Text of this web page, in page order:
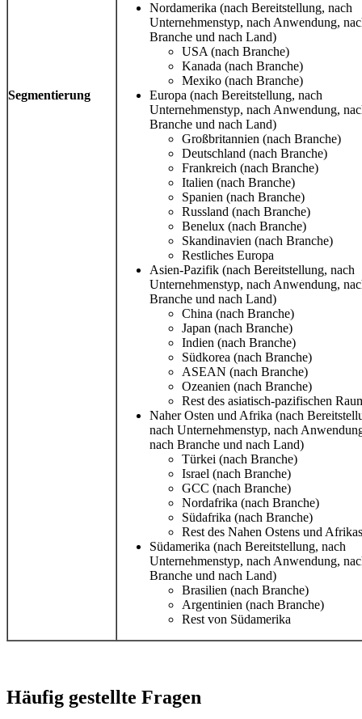
Segmentierung
Nordamerika (nach Bereitstellung, nach
Unternehmenstyp, nach Anwendung,
Branche und nach Land)
USA (nach Branche)
Kanada (nach Branche)
Mexiko (nach Branche)
Europa (nach Bereitstellung, nach
Unternehmenstyp, nach Anwendung,
Branche und nach Land)
Großbritannien (nach Branche)
Deutschland (nach Branche)
Frankreich (nach Branche)
Italien (nach Branche)
Spanien (nach Branche)
Russland (nach Branche)
Benelux (nach Branche)
Skandinavien (nach Branche)
Restliches Europa
Asien-Pazifik (nach Bereitstellung, nach
Unternehmenstyp, nach Anwendung,
Branche und nach Land)
China (nach Branche)
Japan (nach Branche)
Indien (nach Branche)
Südkorea (nach Branche)
ASEAN (nach Branche)
Ozeanien (nach Branche)
Rest des asiatisch-pazifischen
Naher Osten und Afrika (nach
nach Unternehmenstyp, nach
nach Branche und nach Land)
Türkei (nach Branche)
Israel (nach Branche)
GCC (nach Branche)
Nordafrika (nach Branche)
Südafrika (nach Branche)
Rest des Nahen Ostens und Afrikas
Südamerika (nach Bereitstellung, nach
Unternehmenstyp, nach Anwendung,
Branche und nach Land)
Brasilien (nach Branche)
Argentinien (nach Branche)
Rest von Südamerika
Häufig gestellte Fragen